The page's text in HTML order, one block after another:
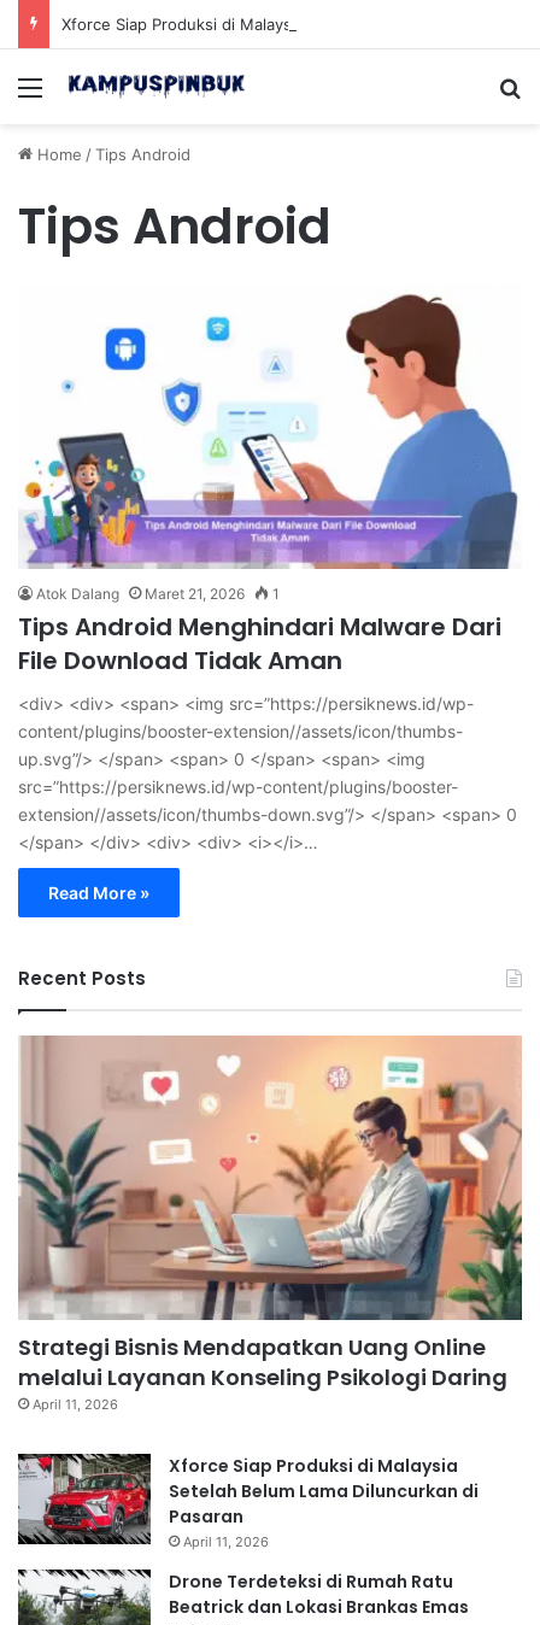
Menu
Home /Tips Android
Tips Android
Atok Dalang Maret 21, 2026 1
Tips Android Menghindari Malware Dari
File Download Tidak Aman
<div> <div> <span> <img src=”https://persiknews.id/wp-
content/plugins/booster-extension//assets/icon/thumbs-
up.svg”/> </span> <span> 0 </span> <span> <img
src=”https://persiknews.id/wp-content/plugins/booster-
extension//assets/icon/thumbs-down.svg”/> </span> <span> 0
</span> </div> <div> <div> <i></i>…
Read More »
Recent Posts
Strategi Bisnis Mendapatkan Uang Online
melalui Layanan Konseling Psikologi Daring
April 11, 2026
Xforce Siap Produksi di Malaysia
Setelah Belum Lama Diluncurkan di
Pasaran
April 11, 2026
Drone Terdeteksi di Rumah Ratu
Beatrick dan Lokasi Brankas Emas